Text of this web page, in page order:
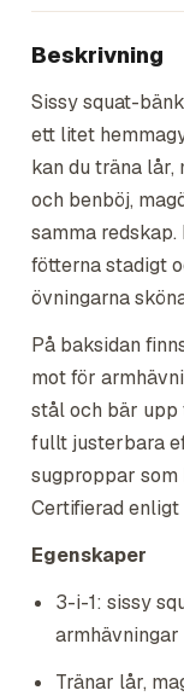
Beskrivning
Sissy squat-
ett litet
kan du träna lår,
och benböj,
samma
fötterna stadigt
övningarna
På baksidan
mot för
stål och bär upp
fullt justerbara
sugproppar som
Certifierad enligt
Egenskaper
3-i-1: sissy
armhävningar
Tränar lår,